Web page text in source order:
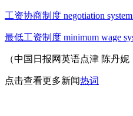
工资协商制度 negotiation
最低工资制度 minimum wage
（中国日报网英语点津 陈丹妮
点击查看更多新闻热词